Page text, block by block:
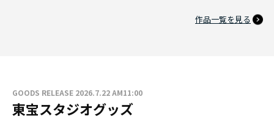
作品一覧を見る
GOODS RELEASE 2026.7.22 AM11:00
東宝スタジオグッズ